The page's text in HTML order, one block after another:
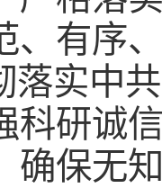
、有序
落实中
科研诚
确保无